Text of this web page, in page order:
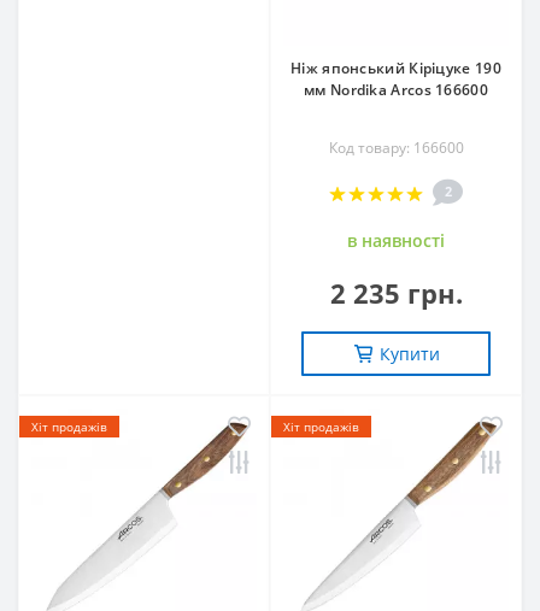
Ніж японський Кіріцуке 190
мм Nordika Arcos 166600
Код товару: 166600
2
в наявностi
2 235 грн.
Купити
Хіт продажів Хіт продажів